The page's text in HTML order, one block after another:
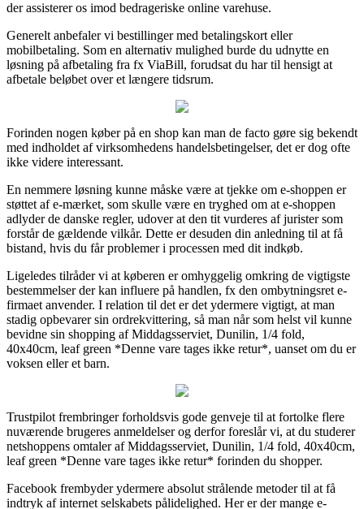
der assisterer os imod bedrageriske online varehuse.
Generelt anbefaler vi bestillinger med betalingskort eller
mobilbetaling. Som en alternativ mulighed burde du udnytte en
løsning på afbetaling fra fx ViaBill, forudsat du har til hensigt at
afbetale beløbet over et længere tidsrum.
Forinden nogen køber på en shop kan man de facto gøre sig bekendt
med indholdet af virksomhedens handelsbetingelser, det er dog ofte
ikke videre interessant.
En nemmere løsning kunne måske være at tjekke om e-shoppen er
støttet af e-mærket, som skulle være en tryghed om at e-shoppen
adlyder de danske regler, udover at den tit vurderes af jurister som
forstår de gældende vilkår. Dette er desuden din anledning til at få
bistand, hvis du får problemer i processen med dit indkøb.
Ligeledes tilråder vi at køberen er omhyggelig omkring de vigtigste
bestemmelser der kan influere på handlen, fx den ombytningsret e-
firmaet anvender. I relation til det er det ydermere vigtigt, at man
stadig opbevarer sin ordrekvittering, så man når som helst vil kunne
bevidne sin shopping af Middagsserviet, Dunilin, 1/4 fold,
40x40cm, leaf green *Denne vare tages ikke retur*, uanset om du er
voksen eller et barn.
Trustpilot frembringer forholdsvis gode genveje til at fortolke flere
nuværende brugeres anmeldelser og derfor foreslår vi, at du studerer
netshoppens omtaler af Middagsserviet, Dunilin, 1/4 fold, 40x40cm,
leaf green *Denne vare tages ikke retur* forinden du shopper.
Facebook frembyder ydermere absolut strålende metoder til at få
indtryk af internet selskabets pålidelighed. Her er der mange e-